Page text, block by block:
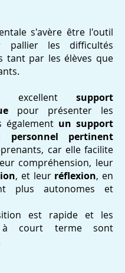
s'avère être l'outil
pallier les difficultés
tant par les élèves que
excellent support
pour présenter les
également un support
personnel pertinent
car elle facilite
compréhension, leur
, et leur réflexion, en
plus autonomes et
est rapide et les
à court terme sont